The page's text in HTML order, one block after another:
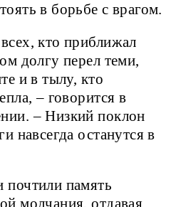
в борьбе с врагом.
кто приближал
долгу перел теми,
и в тылу, кто
– говорится в
– Низкий поклон
навсегда останутся в
почтили память
молчания, отдавая